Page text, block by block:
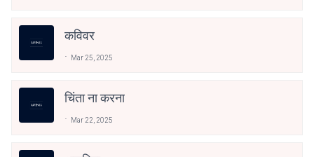
कविवर
Mar 25, 2025
चिंता ना करना
Mar 22, 2025